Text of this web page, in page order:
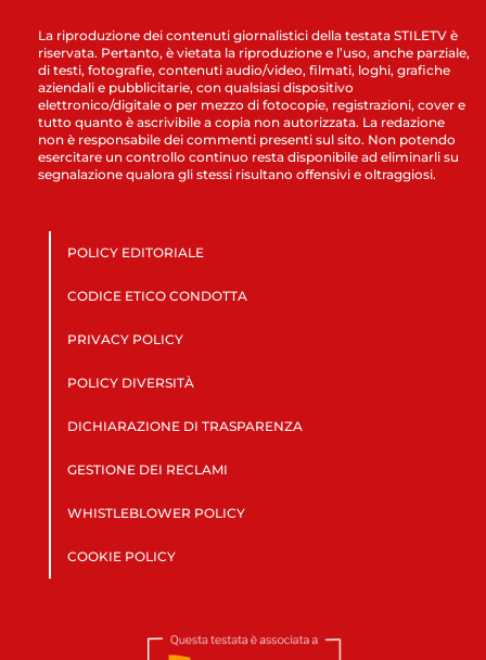
La riproduzione dei contenuti giornalistici della testata STILETV è
riservata. Pertanto, è vietata la riproduzione e l’uso, anche parziale,
di testi, fotografie, contenuti audio/video, filmati, loghi, grafiche
aziendali e pubblicitarie, con qualsiasi dispositivo
elettronico/digitale o per mezzo di fotocopie, registrazioni, cover e
tutto quanto è ascrivibile a copia non autorizzata. La redazione
non è responsabile dei commenti presenti sul sito. Non potendo
esercitare un controllo continuo resta disponibile ad eliminarli su
segnalazione qualora gli stessi risultano offensivi e oltraggiosi.
POLICY EDITORIALE
CODICE ETICO CONDOTTA
PRIVACY POLICY
POLICY DIVERSITÀ
DICHIARAZIONE DI TRASPARENZA
GESTIONE DEI RECLAMI
WHISTLEBLOWER POLICY
COOKIE POLICY